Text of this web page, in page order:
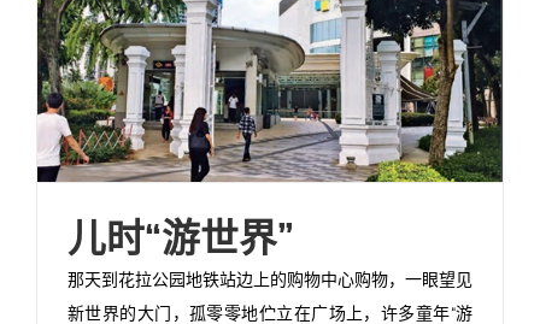
儿时“游世界”
那天到花拉公园地铁站边上的购物中心购物，一眼望见
新世界的大门，孤零零地伫立在广场上，许多童年“游